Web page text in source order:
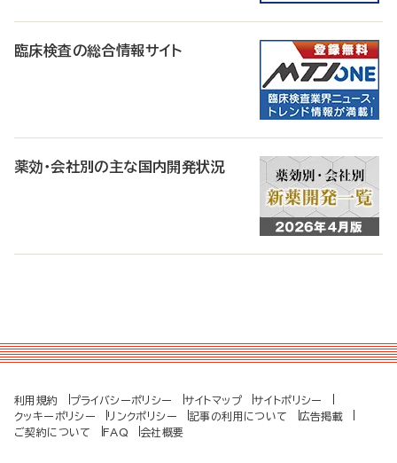
臨床検査の総合情報サイト
薬効・会社別の主な国内開発状況
利用規約 プライバシーポリシー サイトマップ
サイトポリシー
クッキーポリシー
リンクポリシー 記事の利用について
広告掲載
ご契約について
FAQ 会社概要